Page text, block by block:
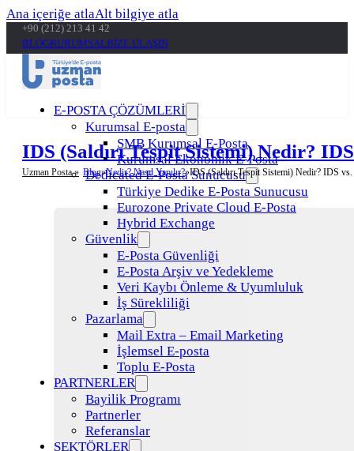
Ana içeriğe atlaAlt bilgiye atla
+90 (212) 213 41 42
BLOGKURUMSALBİZE ULAŞIN
E-POSTA ÇÖZÜMLERİ
Kurumsal E-posta
SMB Kurumsal E-Posta
Kurumsal Ekonomik E-Posta
Dedicated E-Posta Sunucusu
Türkiye Dedike E-Posta Sunucusu
Eurozone Private Cloud E-Posta
Hybrid Exchange
Güvenlik
E-Posta Güvenliği
E-Posta Arşiv ve Yedekleme
Veri Kaybı Önleme & Uyumluluk
İş Sürekliliği
Pazarlama
Mail Extra – Email Marketing
İşlemsel E-posta
Toplu E-Posta
PARTNERLER
Bayilik Programı
Partnerler
Referanslar
SEKTÖRLER
IDS (Saldırı Tespit Sistemi) Nedir?
Uzman Posta » Blog Nedir? Nasıl Yapılır? IDS (Saldırı Tespit Sistemi) Nedir? IDS